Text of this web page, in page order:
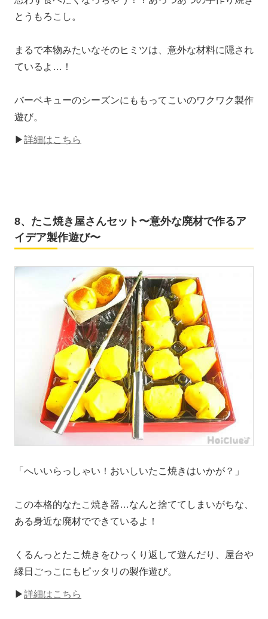
とうもろこし。
まるで本物みたいなそのヒミツは、意外な材料に隠され
ているよ…！
バーベキューのシーズンにももってこいのワクワク製作
遊び。
▶詳細はこちら
8、たこ焼き屋さんセット〜意外な廃材で作るア
イデア製作遊び〜
「へいいらっしゃい！おいしいたこ焼きはいかが？」
この本格的なたこ焼き器…なんと捨ててしまいがちな、
ある身近な廃材でできているよ！
くるんっとたこ焼きをひっくり返して遊んだり、屋台や
縁日ごっこにもピッタリの製作遊び。
▶詳細はこちら